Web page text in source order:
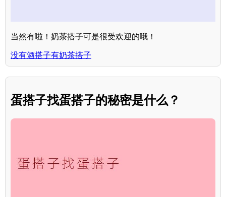
当然有啦！奶茶搭子可是很受欢迎的哦！
没有酒搭子有奶茶搭子
蛋搭子找蛋搭子的秘密是什么？